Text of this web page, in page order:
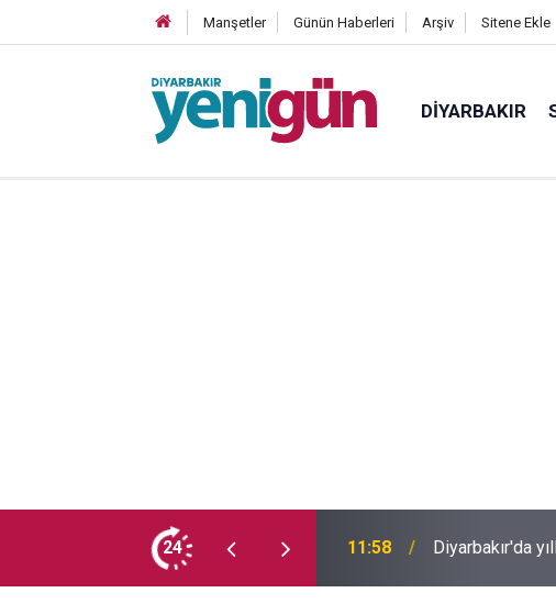
Manşetler Günün Haberleri Arşiv Sitene Ekle
DIYARBAKIR
24
mezar yeniden gündemde 11:43 Diyarbakır’da